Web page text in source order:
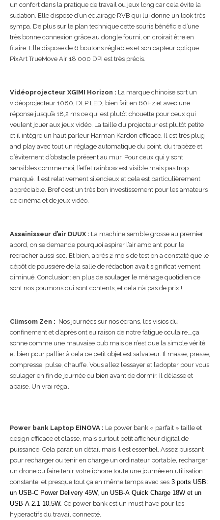
un confort dans la pratique de travail ou jeux long car cela évite la
sudation. Elle dispose d’un éclairage RVB qui lui donne un look très
sympa. De plus sur le plan technique cette souris bénéficie d’une
très bonne connexion grâce au dongle fourni, on croirait être en
filaire. Elle dispose de 6 boutons réglables et son capteur optique
PixArt TrueMove Air 18 000 DPI est très précis.
Vidéoprojecteur XGIMI Horizon : La marque chinoise sort un
vidéoprojecteur 1080, DLP LED, bien fait en 60Hz et avec une
réponse jusqu’à 18,2 ms ce qui est plutôt chouette pour ceux qui
veulent jouer aux jeux vidéo. La taille du projecteur est plutôt petite
et il intègre un haut parleur Harman Kardon efficace. Il est très plug
and play avec tout un réglage automatique du point, du trapèze et
d’évitement d’obstacle présent au mur. Pour ceux qui y sont
sensibles comme moi, l’effet rainbow est visible mais pas trop
marqué. Il est relativement silencieux et cela est particulièrement
appréciable. Bref c’est un très bon investissement pour les amateurs
de cinéma et de jeux vidéo.
Assainisseur d’air DUUX : La machine semble grosse au premier
abord, on se demande pourquoi aspirer l’air ambiant pour le
recracher aussi sec. Et bien, après 2 mois de test on a constaté que le
dépôt de poussière de la salle de rédaction avait significativement
diminué. Conclusion: en plus de soulager le ménage quotidien ce
sont nos poumons qui sont contents, et cela n’a pas de prix !
Climsom Zen : Nos journées sur nos écrans, les visios du
confinement et d’après ont eu raison de notre fatigue oculaire….ça
sonne comme une mauvaise pub mais ce n’est que la simple vérité
et bien pour pallier à cela ce petit objet est salvateur. Il masse, presse,
compresse, pulse, chauffe. Vous allez l’essayer et l’adopter pour vous
soulager en fin de journée ou bien avant de dormir. Il délasse et
apaise. Un vrai régal.
Power bank Laptop EINOVA : Le power bank « parfait » taille et
design efficace et classe, mais surtout petit afficheur digital de
puissance. Cela paraît un détail mais il est essentiel. Assez puissant
pour recharger ou tenir en charge un ordinateur portable, recharger
un drone ou faire tenir votre iphone toute une journée en utilisation
constante. et presque tout ça en même temps avec ses 3 ports USB:
un USB-C Power Delivery 45W, un USB-A Quick Charge 18W et un
USB-A 2.1 10.5W. Ce power bank est un must have pour les
hyperactifs du travail connecté.